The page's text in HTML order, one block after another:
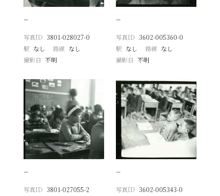
−
写真ID 3801-028027-0
駅 なし 路線 なし
撮影日
不明
−
写真ID 3602-005360-0
駅 なし 路線 なし
撮影日 不明
−
写真ID 3801-027055-2
−
写真ID 3602-005343-0